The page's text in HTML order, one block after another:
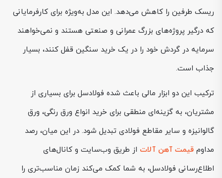
ریسک طرفین را کاهش می‌دهد. این مدل به‌ویژه برای کارفرمایانی
که درگیر پروژه‌های بزرگ عمرانی و صنعتی هستند و نمی‌خواهند
سرمایه در گردش خود را در یک خرید سنگین قفل کنند، بسیار
جذاب است.
ترکیب این دو ابزار مالی باعث شده فولادسل برای بسیاری از
مشتریان، به گزینه‌ای منطقی برای خرید انواع ورق رنگی، ورق
گالوانیزه و سایر مقاطع فولادی تبدیل شود. در این میان، رصد
مداوم قیمت آهن آلات از طریق وب‌سایت و کانال‌های
اطلاع‌رسانی فولادسل، به شما کمک می‌کند زمان مناسب‌تری را